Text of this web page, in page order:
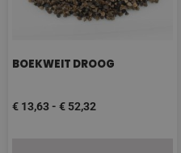
BOEKWEIT DROOG
€ 13,63- € 52,32